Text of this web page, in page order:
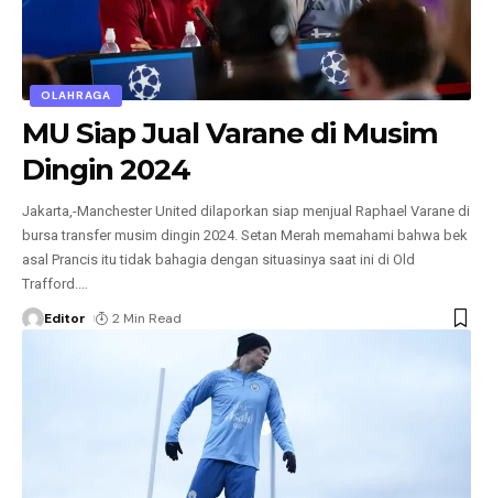
OLAHRAGA
MU Siap Jual Varane di Musim
Dingin 2024
Jakarta,-Manchester United dilaporkan siap menjual Raphael Varane di
bursa transfer musim dingin 2024. Setan Merah memahami bahwa bek
asal Prancis itu tidak bahagia dengan situasinya saat ini di Old
Trafford.…
Editor 2 Min Read